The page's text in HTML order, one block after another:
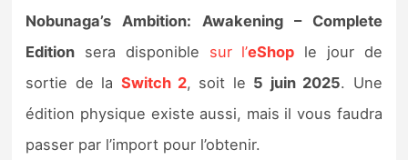
Nobunaga’s Ambition: Awakening – Complete
Edition sera disponible sur l’eShop le jour de
sortie de la Switch 2, soit le 5 juin 2025. Une
édition physique existe aussi, mais il vous faudra
passer par l’import pour l’obtenir.